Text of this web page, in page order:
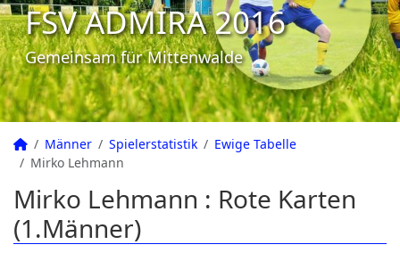
FSV ADMIRA 2016
Gemeinsam für Mittenwalde
Männer Spielerstatistik
Ewige Tabelle
Mirko Lehmann
Mirko Lehmann : Rote Karten
(1.Männer)